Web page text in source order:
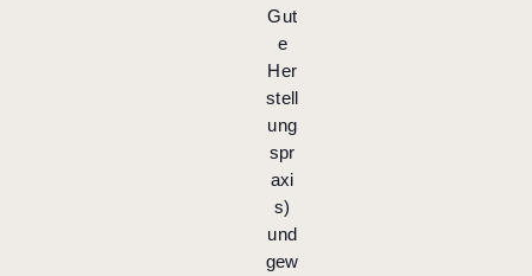
Gut
e
Her
stell
ung
spr
axi
s)
und
gew